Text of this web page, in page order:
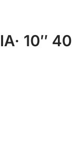
10″ 40